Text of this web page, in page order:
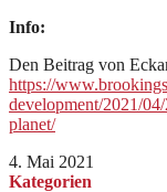
Info:
Den Beitrag von
https://
development/2021/
planet/
4. Mai 2021
Kategorien